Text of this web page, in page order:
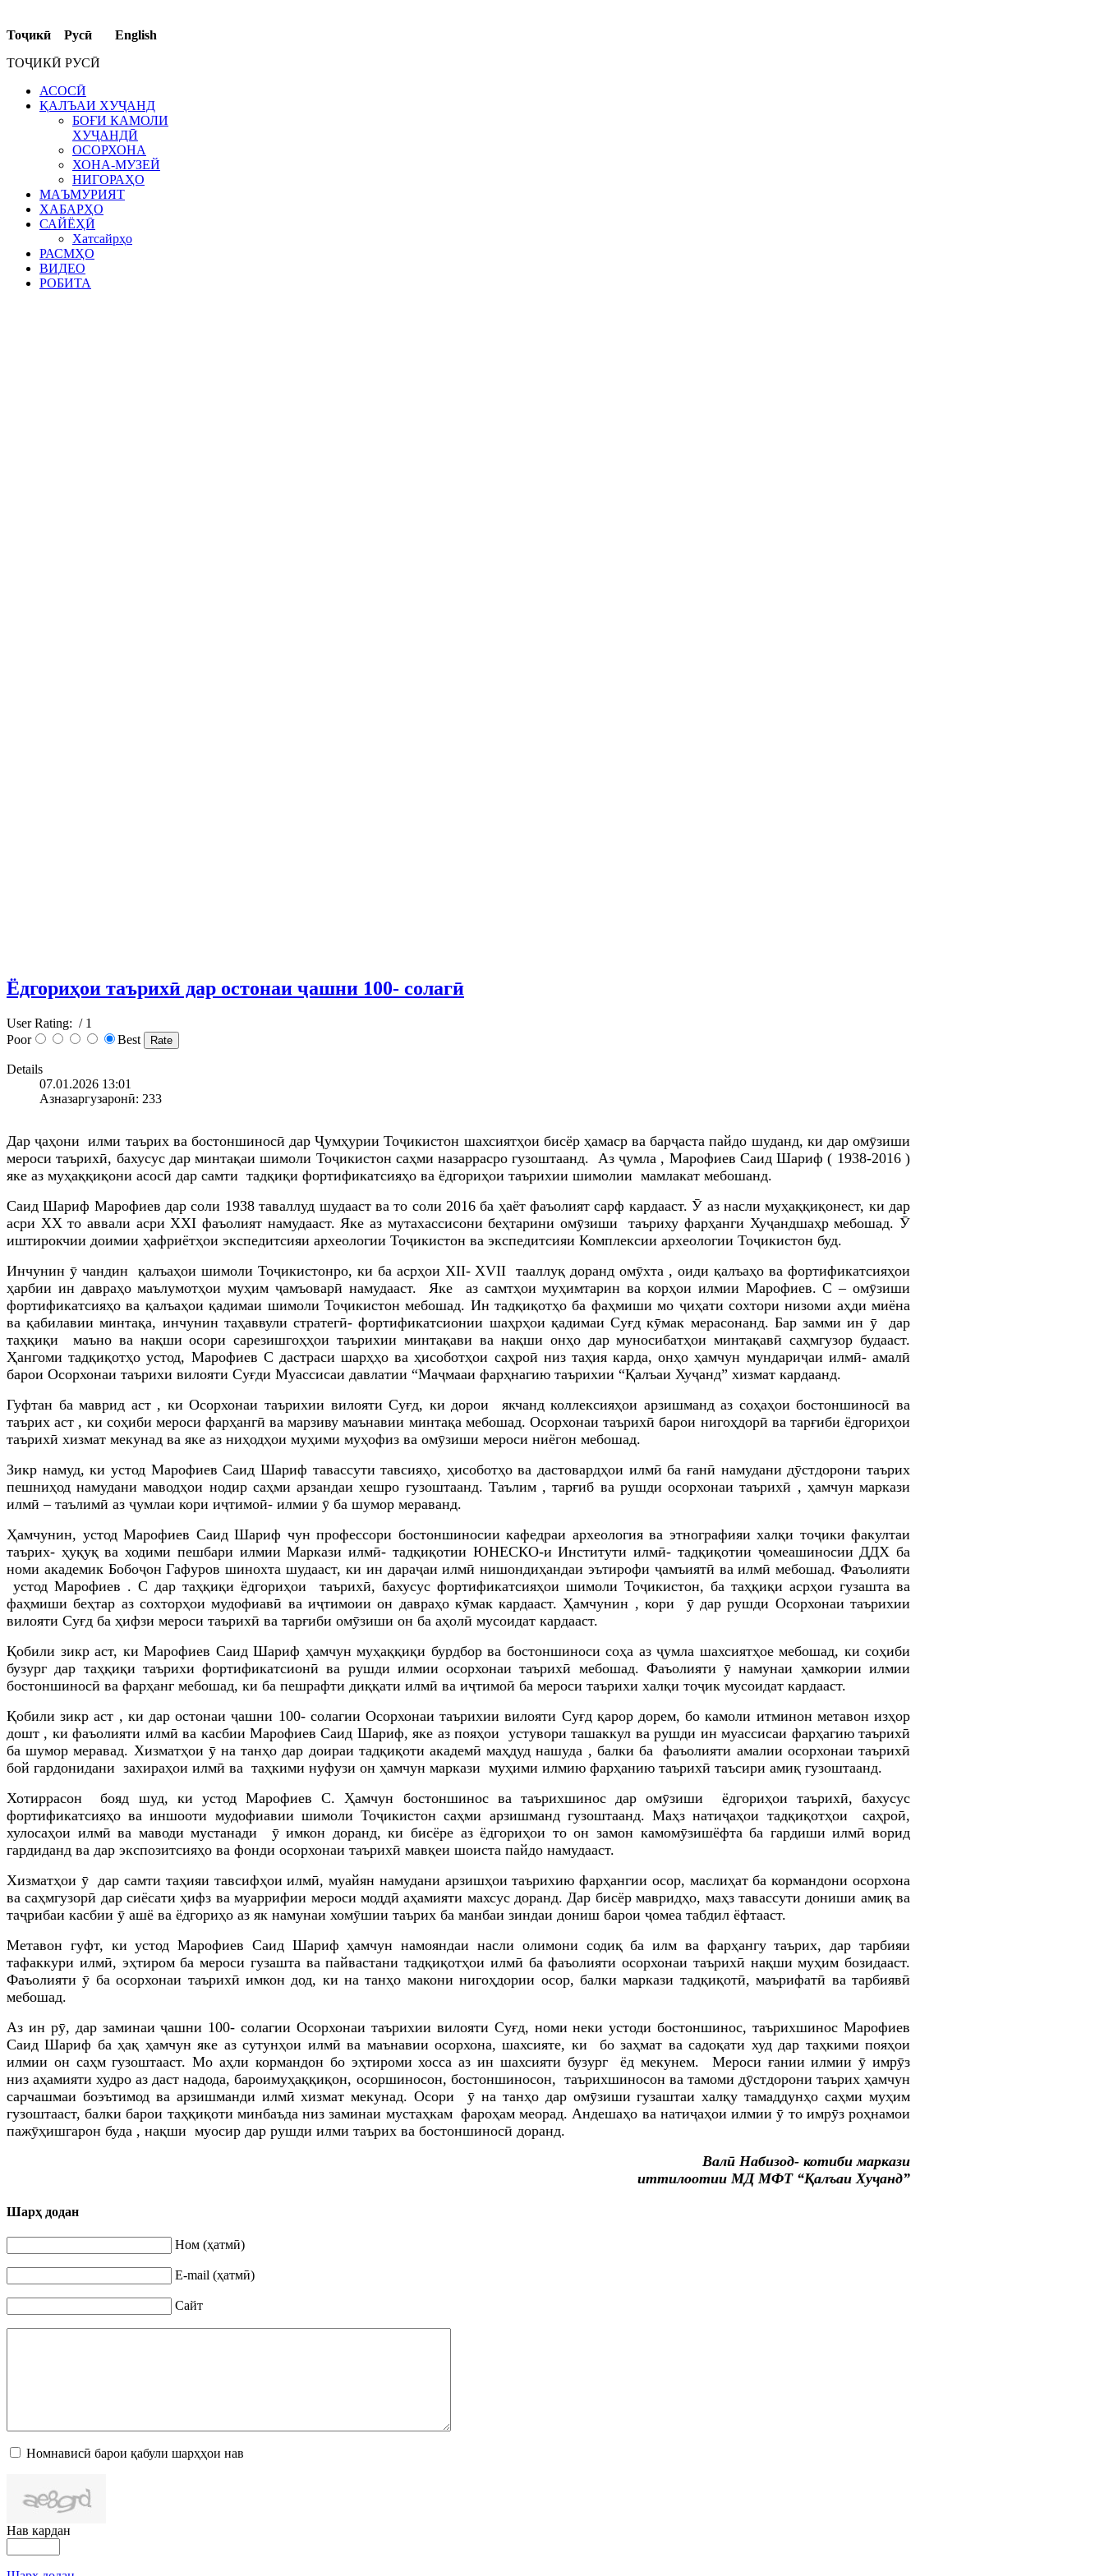
Тоҷикӣ Русӣ English
ТОҶИКӢ РУСӢ
АСОСӢ
ҚАЛЪАИ ХУҶАНД
БОҒИ КАМОЛИ
ХУҶАНДӢ
ОСОРХОНА
ХОНА-МУЗЕЙ
НИГОРАҲО
МАЪМУРИЯТ
ХАБАРҲО
САЙЁҲӢ
Хатсайрҳо
РАСМҲО
ВИДЕО
РОБИТА
Ёдгориҳои таърихӣ дар остонаи ҷашни 100- солагӣ
User Rating: / 1
Poor
Best
Details
07.01.2026 13:01
Азназаргузаронӣ: 233
Дар ҷаҳони илми таърих ва бостоншиносӣ дар Ҷумҳурии Тоҷикистон шахсиятҳои бисёр ҳамаср ва барҷаста пайдо шуданд, ки дар омӯзиши
мероси таърихӣ, бахусус дар минтақаи шимоли Тоҷикистон саҳми назаррасро гузоштаанд. Аз ҷумла , Марофиев Саид Шариф ( 1938-2016 )
яке аз муҳаққиқони асосӣ дар самти тадқиқи фортификатсияҳо ва ёдгориҳои таърихии шимолии мамлакат мебошанд.
Саид Шариф Марофиев дар соли 1938 таваллуд шудааст ва то соли 2016 ба ҳаёт фаъолият сарф кардааст. Ӯ аз насли муҳаққиқонест, ки дар
асри XX то аввали асри XXI фаъолият намудааст. Яке аз мутахассисони беҳтарини омӯзиши таъриху фарҳанги Хуҷандшаҳр мебошад. Ӯ
иштирокчии доимии ҳафриётҳои экспедитсияи археологии Тоҷикистон ва экспедитсияи Комплексии археологии Тоҷикистон буд.
Инчунин ӯ чандин қалъаҳои шимоли Тоҷикистонро, ки ба асрҳои XII- XVII тааллуқ доранд омӯхта , оиди қалъаҳо ва фортификатсияҳои
ҳарбии ин давраҳо маълумотҳои муҳим ҷамъоварӣ намудааст. Яке аз самтҳои муҳимтарин ва корҳои илмии Марофиев. С – омӯзиши
фортификатсияҳо ва қалъаҳои қадимаи шимоли Тоҷикистон мебошад. Ин тадқиқотҳо ба фаҳмиши мо ҷиҳати сохтори низоми аҳди миёна
ва қабилавии минтақа, инчунин таҳаввули стратегӣ- фортификатсионии шаҳрҳои қадимаи Суғд кӯмак мерасонанд. Бар замми ин ӯ дар
таҳқиқи маъно ва нақши осори сарезишгоҳҳои таърихии минтақави ва нақши онҳо дар муносибатҳои минтақавӣ саҳмгузор будааст.
Ҳангоми тадқиқотҳо устод, Марофиев С дастраси шарҳҳо ва ҳисоботҳои саҳроӣ низ таҳия карда, онҳо ҳамчун мундариҷаи илмӣ- амалӣ
барои Осорхонаи таърихи вилояти Суғди Муассисаи давлатии “Маҷмааи фарҳнагию таърихии “Қалъаи Хуҷанд” хизмат кардаанд.
Гуфтан ба маврид аст , ки Осорхонаи таърихии вилояти Суғд, ки дорои якчанд коллексияҳои арзишманд аз соҳаҳои бостоншиносӣ ва
таърих аст , ки соҳиби мероси фарҳангӣ ва марзиву маънавии минтақа мебошад. Осорхонаи таърихӣ барои нигоҳдорӣ ва тарғиби ёдгориҳои
таърихӣ хизмат мекунад ва яке аз ниҳодҳои муҳими муҳофиз ва омӯзиши мероси ниёгон мебошад.
Зикр намуд, ки устод Марофиев Саид Шариф тавассути тавсияҳо, ҳисоботҳо ва дастовардҳои илмӣ ба ғанӣ намудани дӯстдорони таърих
пешниҳод намудани маводҳои нодир саҳми арзандаи хешро гузоштаанд. Таълим , тарғиб ва рушди осорхонаи таърихӣ , ҳамчун маркази
илмӣ – таълимӣ аз ҷумлаи кори иҷтимоӣ- илмии ӯ ба шумор мераванд.
Ҳамчунин, устод Марофиев Саид Шариф чун профессори бостоншиносии кафедраи археология ва этнографияи халқи тоҷики факултаи
таърих- ҳуқуқ ва ходими пешбари илмии Маркази илмӣ- тадқиқотии ЮНЕСКО-и Институти илмӣ- тадқиқотии ҷомеашиносии ДДХ ба
номи академик Бобоҷон Гафуров шинохта шудааст, ки ин дараҷаи илмӣ нишондиҳандаи эътирофи ҷамъиятӣ ва илмӣ мебошад. Фаъолияти
устод Марофиев . С дар таҳқиқи ёдгориҳои таърихӣ, бахусус фортификатсияҳои шимоли Тоҷикистон, ба таҳқиқи асрҳои гузашта ва
фаҳмиши беҳтар аз сохторҳои мудофиавӣ ва иҷтимоии он давраҳо кӯмак кардааст. Ҳамчунин , кори ӯ дар рушди Осорхонаи таърихии
вилояти Суғд ба ҳифзи мероси таърихӣ ва тарғиби омӯзиши он ба аҳолӣ мусоидат кардааст.
Қобили зикр аст, ки Марофиев Саид Шариф ҳамчун муҳаққиқи бурдбор ва бостоншиноси соҳа аз ҷумла шахсиятҳое мебошад, ки соҳиби
бузург дар таҳқиқи таърихи фортификатсионӣ ва рушди илмии осорхонаи таърихӣ мебошад. Фаъолияти ӯ намунаи ҳамкории илмии
бостоншиносӣ ва фарҳанг мебошад, ки ба пешрафти диққати илмӣ ва иҷтимоӣ ба мероси таърихи халқи тоҷик мусоидат кардааст.
Қобили зикр аст , ки дар остонаи ҷашни 100- солагии Осорхонаи таърихии вилояти Суғд қарор дорем, бо камоли итминон метавон изҳор
дошт , ки фаъолияти илмӣ ва касбии Марофиев Саид Шариф, яке аз пояҳои устувори ташаккул ва рушди ин муассисаи фарҳагию таърихӣ
ба шумор меравад. Хизматҳои ӯ на танҳо дар доираи тадқиқоти академӣ маҳдуд нашуда , балки ба фаъолияти амалии осорхонаи таърихӣ
бой гардонидани захираҳои илмӣ ва таҳкими нуфузи он ҳамчун маркази муҳими илмию фарҳанию таърихӣ таъсири амиқ гузоштаанд.
Хотиррасон бояд шуд, ки устод Марофиев С. Ҳамчун бостоншинос ва таърихшинос дар омӯзиши ёдгориҳои таърихӣ, бахусус
фортификатсияҳо ва иншооти мудофиавии шимоли Тоҷикистон саҳми арзишманд гузоштаанд. Маҳз натиҷаҳои тадқиқотҳои саҳроӣ,
хулосаҳои илмӣ ва маводи мустанади ӯ имкон доранд, ки бисёре аз ёдгориҳои то он замон камомӯзишёфта ба гардиши илмӣ ворид
гардиданд ва дар экспозитсияҳо ва фонди осорхонаи таърихӣ мавқеи шоиста пайдо намудааст.
Хизматҳои ӯ дар самти таҳияи тавсифҳои илмӣ, муайян намудани арзишҳои таърихию фарҳангии осор, маслиҳат ба кормандони осорхона
ва саҳмгузорӣ дар сиёсати ҳифз ва муаррифии мероси моддӣ аҳамияти махсус доранд. Дар бисёр мавридҳо, маҳз тавассути дониши амиқ ва
таҷрибаи касбии ӯ ашё ва ёдгориҳо аз як намунаи хомӯшии таърих ба манбаи зиндаи дониш барои ҷомеа табдил ёфтааст.
Метавон гуфт, ки устод Марофиев Саид Шариф ҳамчун намояндаи насли олимони содиқ ба илм ва фарҳангу таърих, дар тарбияи
тафаккури илмӣ, эҳтиром ба мероси гузашта ва пайвастани тадқиқотҳои илмӣ ба фаъолияти осорхонаи таърихӣ нақши муҳим бозидааст.
Фаъолияти ӯ ба осорхонаи таърихӣ имкон дод, ки на танҳо макони нигоҳдории осор, балки маркази тадқиқотӣ, маърифатӣ ва тарбиявӣ
мебошад.
Аз ин рӯ, дар заминаи ҷашни 100- солагии Осорхонаи таърихии вилояти Суғд, номи неки устоди бостоншинос, таърихшинос Марофиев
Саид Шариф ба ҳақ ҳамчун яке аз сутунҳои илмӣ ва маънавии осорхона, шахсияте, ки бо заҳмат ва садоқати худ дар таҳкими пояҳои
илмии он саҳм гузоштааст. Мо аҳли кормандон бо эҳтироми хосса аз ин шахсияти бузург ёд мекунем. Мероси ғании илмии ӯ имрӯз
низ аҳамияти худро аз даст надода, бароимуҳаққиқон, осоршиносон, бостоншиносон, таърихшиносон ва тамоми дӯстдорони таърих ҳамчун
сарчашмаи боэътимод ва арзишманди илмӣ хизмат мекунад. Осори ӯ на танҳо дар омӯзиши гузаштаи халқу тамаддунҳо саҳми муҳим
гузоштааст, балки барои таҳқиқоти минбаъда низ заминаи мустаҳкам фароҳам меорад. Андешаҳо ва натиҷаҳои илмии ӯ то имрӯз роҳнамои
пажӯҳишгарон буда , нақши муосир дар рушди илми таърих ва бостоншиносӣ доранд.
Валӣ Набизод- котиби маркази
иттилоотии МД МФТ “Қалъаи Хуҷанд”
Шарҳ додан
Ном (ҳатмӣ)
E-mail (ҳатмӣ)
Сайт
Номнависӣ барои қабули шарҳҳои нав
Нав кардан